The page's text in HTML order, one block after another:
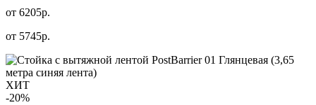
от 6205р.
от 5745р.
ХИТ
-20%